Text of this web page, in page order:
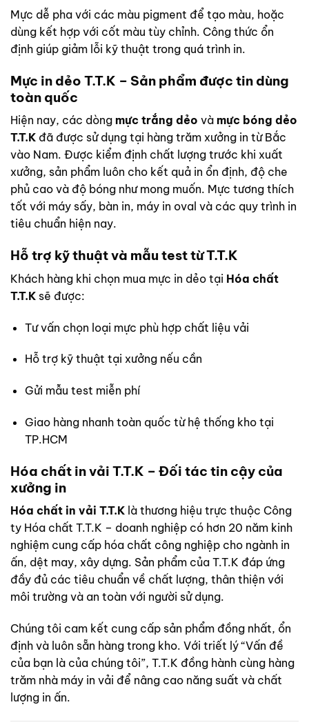
Mực dễ pha với các màu pigment để tạo màu, hoặc
dùng kết hợp với cốt màu tùy chỉnh. Công thức ổn
định giúp giảm lỗi kỹ thuật trong quá trình in.
Mực in dẻo T.T.K – Sản phẩm được tin dùng
toàn quốc
Hiện nay, các dòng mực trắng dẻo và mực bóng dẻo
T.T.K đã được sử dụng tại hàng trăm xưởng in từ Bắc
vào Nam. Được kiểm định chất lượng trước khi xuất
xưởng, sản phẩm luôn cho kết quả in ổn định, độ che
phủ cao và độ bóng như mong muốn. Mực tương thích
tốt với máy sấy, bàn in, máy in oval và các quy trình in
tiêu chuẩn hiện nay.
Hỗ trợ kỹ thuật và mẫu test từ T.T.K
Khách hàng khi chọn mua mực in dẻo tại Hóa chất
T.T.K sẽ được:
Tư vấn chọn loại mực phù hợp chất liệu vải
Hỗ trợ kỹ thuật tại xưởng nếu cần
Gửi mẫu test miễn phí
Giao hàng nhanh toàn quốc từ hệ thống kho tại
TP.HCM
Hóa chất in vải T.T.K – Đối tác tin cậy của
xưởng in
Hóa chất in vải T.T.K là thương hiệu trực thuộc Công
ty Hóa chất T.T.K – doanh nghiệp có hơn 20 năm kinh
nghiệm cung cấp hóa chất công nghiệp cho ngành in
ấn, dệt may, xây dựng. Sản phẩm của T.T.K đáp ứng
đầy đủ các tiêu chuẩn về chất lượng, thân thiện với
môi trường và an toàn với người sử dụng.
Chúng tôi cam kết cung cấp sản phẩm đồng nhất, ổn
định và luôn sẵn hàng trong kho. Với triết lý “Vấn đề
của bạn là của chúng tôi”, T.T.K đồng hành cùng hàng
trăm nhà máy in vải để nâng cao năng suất và chất
lượng in ấn.